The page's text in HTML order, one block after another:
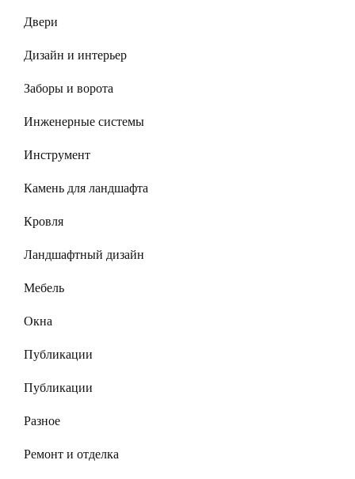
Двери
Дизайн и интерьер
Заборы и ворота
Инженерные системы
Инструмент
Камень для ландшафта
Кровля
Ландшафтный дизайн
Мебель
Окна
Публикации
Публикации
Разное
Ремонт и отделка